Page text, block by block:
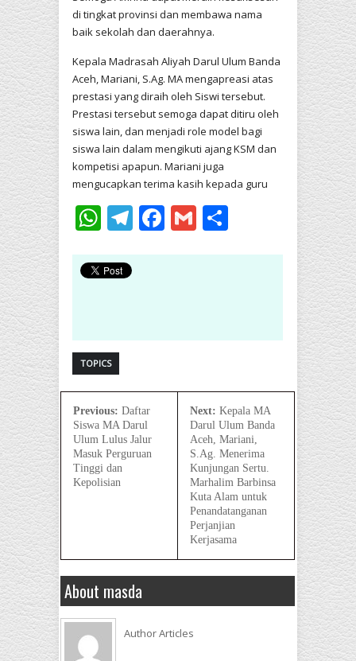
di tingkat provinsi dan membawa nama
baik sekolah dan daerahnya.
Kepala Madrasah Aliyah Darul Ulum Banda
Aceh, Mariani, S.Ag. MA mengapreasi atas
prestasi yang diraih oleh Siswi tersebut.
Prestasi tersebut semoga dapat ditiru oleh
siswa lain, dan menjadi role model bagi
siswa lain dalam mengikuti ajang KSM dan
kompetisi apapun. Mariani juga
mengucapkan terima kasih kepada guru
WhatsApp
Telegram
Facebook
Gmail
TOPICS
Previous: Daftar
Siswa MA Darul
Ulum Lulus Jalur
Masuk Perguruan
Tinggi dan
Kepolisian
Next: Kepala MA
Darul Ulum Banda
Aceh, Mariani,
S.Ag. Menerima
Kunjungan Sertu.
Marhalim Barbinsa
Kuta Alam untuk
Penandatanganan
Perjanjian
Kerjasama
About masda
Author Articles